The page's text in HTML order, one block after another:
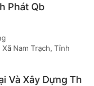
Phát Qb
Nam Trạch, Tỉnh
Và Xây Dựng Th